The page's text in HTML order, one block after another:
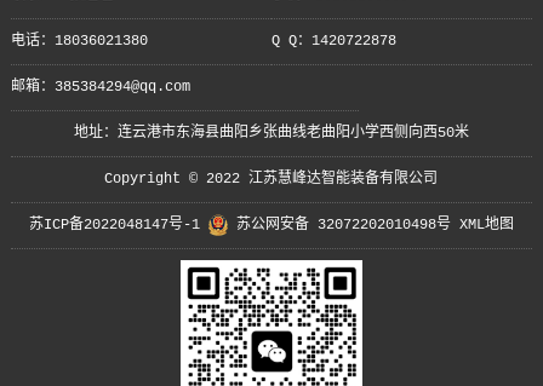
电话：18036021380 Q Q：1420722878
邮箱：385384294@qq.com
地址：连云港市东海县曲阳乡张曲线老曲阳小学西侧向西50米
Copyright © 2022 江苏慧峰达智能装备有限公司
苏ICP备2022048147号-1 苏公网安备 32072202010498号 XML地图